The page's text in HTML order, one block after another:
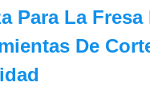
Para La
De